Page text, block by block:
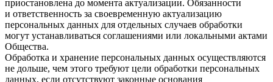
приостановлена до момента актуализации. Обязанности
и ответственность за своевременную актуализацию
персональных данных для отдельных случаев обработки
могут устанавливаться соглашениями или локальными актами
Общества.
Обработка и хранение персональных данных осуществляются
не дольше, чем этого требуют цели обработки персональных
данных, если отсутствуют законные основания